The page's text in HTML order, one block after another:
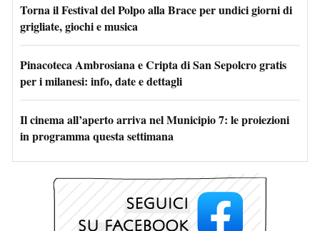
Torna il Festival del Polpo alla Brace per undici giorni di
grigliate, giochi e musica
Pinacoteca Ambrosiana e Cripta di San Sepolcro gratis
per i milanesi: info, date e dettagli
Il cinema all’aperto arriva nel Municipio 7: le proiezioni
in programma questa settimana